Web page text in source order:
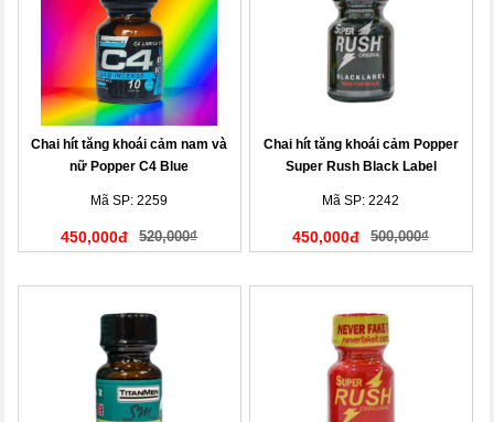
Chai hít tăng khoái cảm nam và
nữ Popper C4 Blue
Mã SP: 2259
450,000đ 520,000₫
Chai hít tăng khoái cảm Popper
Super Rush Black Label
Mã SP: 2242
450,000đ 500,000₫